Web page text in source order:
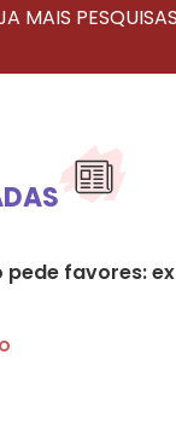
MAIS PESQUISAS
pede favores: